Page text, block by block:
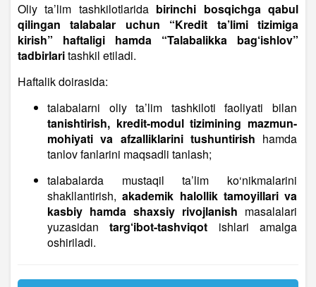
Oliy ta’lim tashkilotlarida birinchi bosqichga qabul
qilingan talabalar uchun “Kredit ta’limi tizimiga
kirish” haftaligi hamda “Talabalikka bag‘ishlov”
tadbirlaritashkil etiladi.
Haftalik doirasida:
talabalarni oliy ta’lim tashkiloti faoliyati bilan
tanish­tirish, kredit-modul tizimining mazmun-
mohiyati va afzalliklarini tushuntirish hamda
tanlov fanlarini maqsadli tanlash;
talabalarda mustaqil ta’lim ko‘nikmalarini
shakllantirish,akademik halollik tamoyillari va
kasbiy hamda shaxsiy rivojlanish masalalari
yuzasidantarg‘ibot-tashviqot ishlari amalga
oshiriladi.